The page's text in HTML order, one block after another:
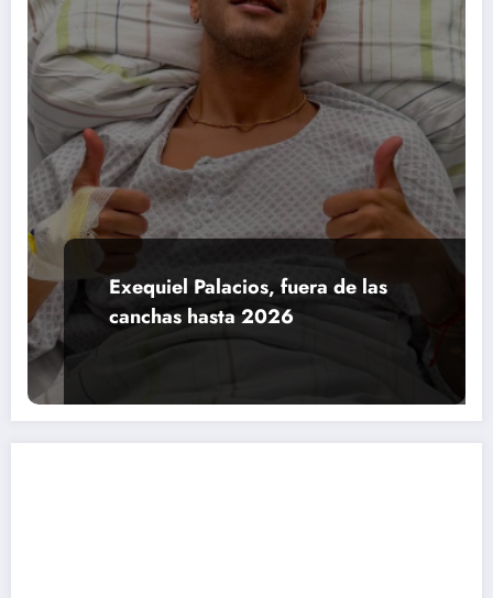
Exequiel Palacios, fuera de las
canchas hasta 2026